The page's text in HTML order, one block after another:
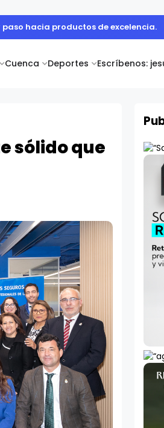
Cuenca Deportes Escríbenos:
hacia productos de excelencia.
sólido que